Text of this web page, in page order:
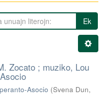
Ek
Zocato ; muziko, Lou
Asocio (Svena Dun,